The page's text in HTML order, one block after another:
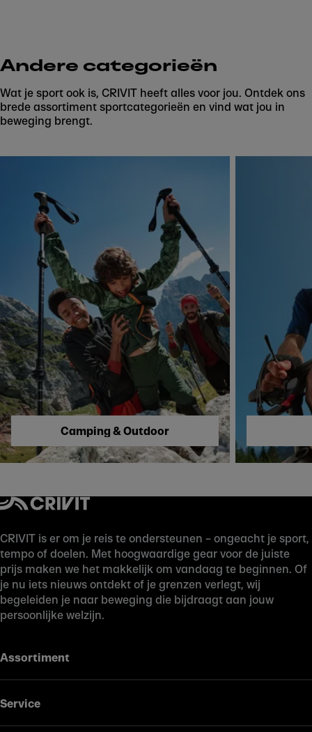
Andere categorieën
Wat je sport ook is, CRIVIT heeft alles voor jou. Ontdek ons
brede assortiment sportcategorieën en vind wat jou in
beweging brengt.
Skip to next section
Camping & Outdoor
CRIVIT is er om je reis te ondersteunen – ongeacht je sport,
tempo of doelen. Met hoogwaardige gear voor de juiste
prijs maken we het makkelijk om vandaag te beginnen. Of
je nu iets nieuws ontdekt of je grenzen verlegt, wij
begeleiden je naar beweging die bijdraagt aan jouw
persoonlijke welzijn.
Assortiment
Service